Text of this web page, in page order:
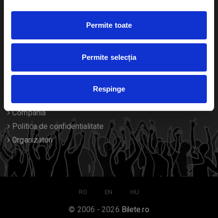
Permite toate
Permite selecția
Respinge
Despre noi
Contact
Compania
Politica de confidentialitate
Organizatori
RO EN HU
© 2006 - 2026 Bilete.ro